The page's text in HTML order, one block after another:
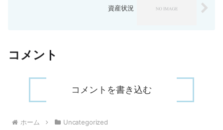
資産状況
コメント
コメントを書き込む
ホーム Uncategorized